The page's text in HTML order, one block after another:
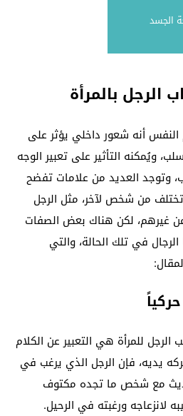
الجسد
الرجل بالمرأة
أنه شعور داخلي يؤثر على
ويُمكنه التأثير على تعبير الوجه
وتوجد العديد من علامات تفضح
تختلف من شخص لآخر، مثل الرجل
غيرهم، لكن هناك بعض الصفات
في تلك الحالة، والتي
للمرأة هي التعبير عن الكلام
يديه، فإن الرجل الذي يرغب في
مع شخص ما تجده مكتوف
لانزعاجه ورغبته في الرحيل.